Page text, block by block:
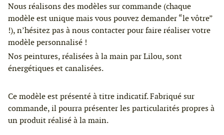
Nous réalisons des modèles sur commande (chaque
modèle est unique mais vous pouvez demander “le vôtre”
!), n’hésitez pas à nous contacter pour faire réaliser votre
modèle personnalisé !
Nos peintures, réalisées à la main par Lilou, sont
énergétiques et canalisées.
Ce modèle est présenté à titre indicatif. Fabriqué sur
commande, il pourra présenter les particularités propres à
un produit réalisé à la main.